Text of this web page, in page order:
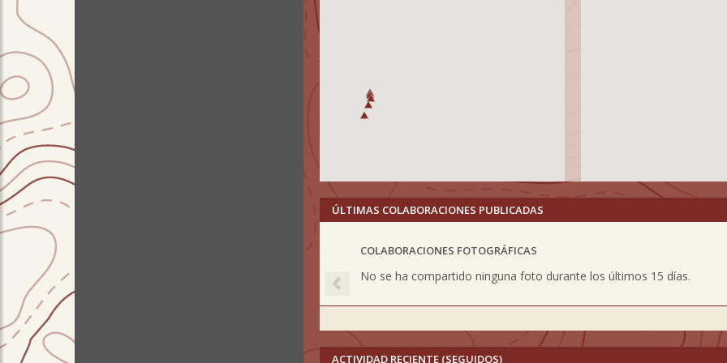
ÚLTIMAS COLABORACIONES PUBLICADAS
COLABORACIONES FOTOGRÁFICAS
No se ha compartido ninguna foto durante los últimos 15 días.
Previous
ACTIVIDAD RECIENTE (SEGUIDOS)